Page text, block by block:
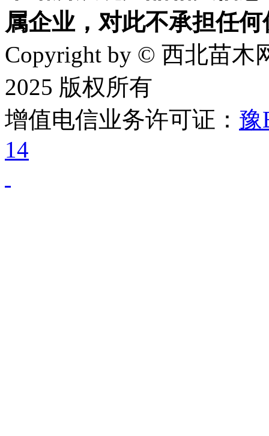
属企业，对此不承担任
Copyright by © 西北苗木
2025 版权所有
增值电信业务许可证： 豫
14